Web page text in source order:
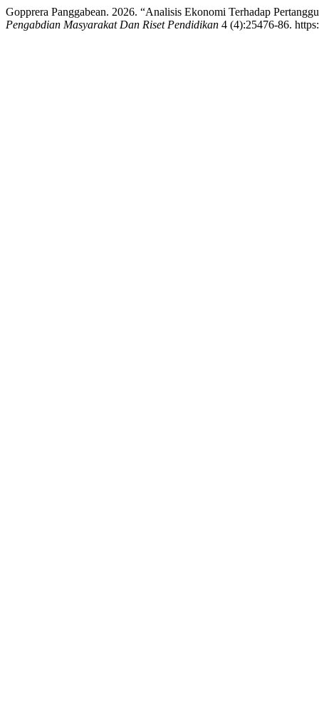
Gopprera Panggabean. 2026. “Analisis Ekonomi Terhadap
Pengabdian Masyarakat Dan Riset Pendidikan 4 (4):25476-86.